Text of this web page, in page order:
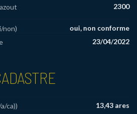
2300
non)
oui, non conforme
23/04/2022
ca))
13,43 ares